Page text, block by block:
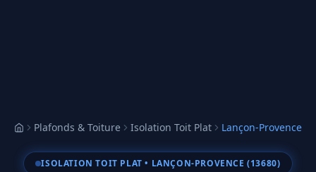
AccueilPlafonds & Toiture Isolation Toit Plat Lançon-Provence
ISOLATION TOIT PLAT • LANÇON-PROVENCE (13680)